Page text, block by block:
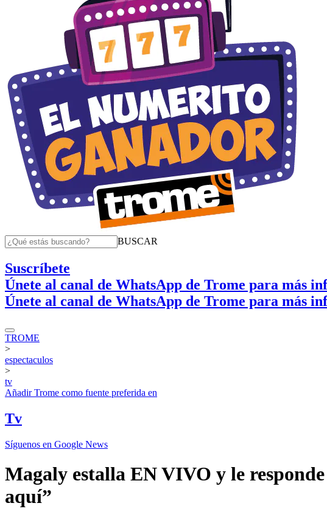
BUSCAR
Suscríbete
Únete al canal de WhatsApp de Trome para más
Únete al canal de WhatsApp de Trome para más
TROME
>
espectaculos
>
tv
AñadirTrome como fuente preferida en
Tv
Síguenos en Google News
Magaly estalla EN VIVO y le
aquí”